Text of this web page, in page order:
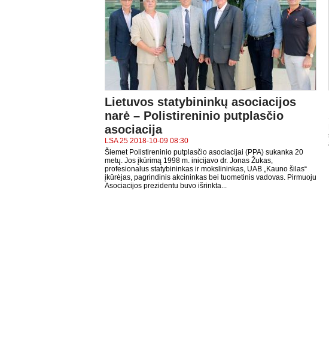
Lietuvos statybininkų asociacijos
narė – Polistireninio putplasčio
asociacija
LSA 25 2018-10-09 08:30
Šiemet Polistireninio putplasčio asociacijai (PPA) sukanka 20
metų. Jos įkūrimą 1998 m. inicijavo dr. Jonas Žukas,
profesionalus statybininkas ir mokslininkas, UAB „Kauno šilas“
įkūrėjas, pagrindinis akcininkas bei tuometinis vadovas. Pirmuoju
Asociacijos prezidentu buvo išrinkta...